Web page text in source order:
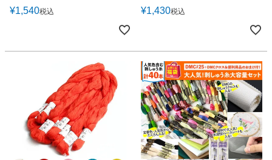
¥1,540税込 ¥1,430税込